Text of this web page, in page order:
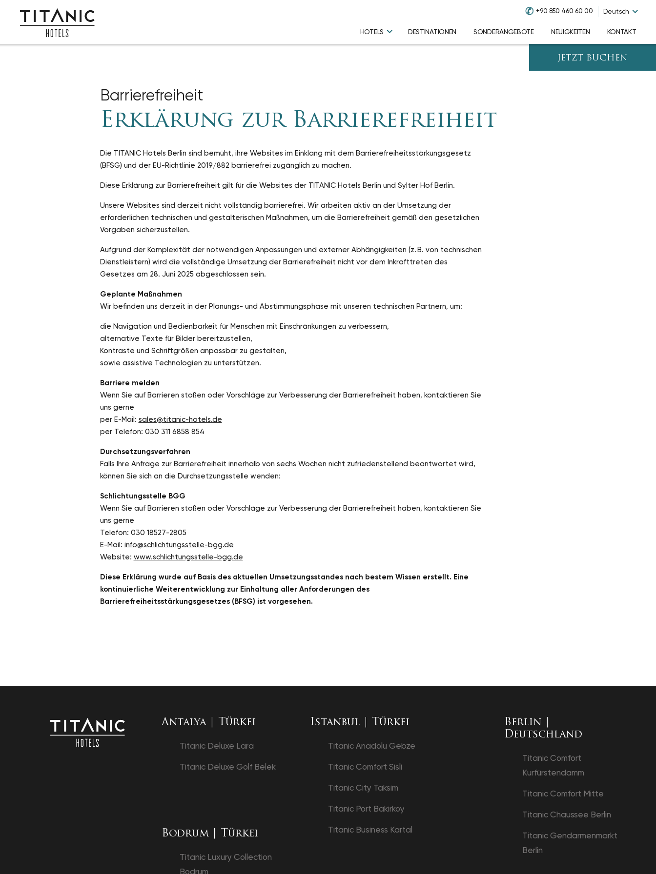
✆ +90 850 460 60 00 Deutsch
HOTELS DESTINATIONEN SONDERANGEBOTE NEUIGKEITEN KONTAKT
JETZT BUCHEN
Barrierefreiheit
Erklärung zur Barrierefreiheit
Die TITANIC Hotels Berlin sind bemüht, ihre Websites im Einklang mit dem Barrierefreiheitsstärkungsgesetz
(BFSG) und der EU-Richtlinie 2019/882 barrierefrei zugänglich zu machen.
Diese Erklärung zur Barrierefreiheit gilt für die Websites der TITANIC Hotels Berlin und Sylter Hof Berlin.
Unsere Websites sind derzeit nicht vollständig barrierefrei. Wir arbeiten aktiv an der Umsetzung der
erforderlichen technischen und gestalterischen Maßnahmen, um die Barrierefreiheit gemäß den gesetzlichen
Vorgaben sicherzustellen.
Aufgrund der Komplexität der notwendigen Anpassungen und externer Abhängigkeiten (z. B. von technischen
Dienstleistern) wird die vollständige Umsetzung der Barrierefreiheit nicht vor dem Inkrafttreten des
Gesetzes am 28. Juni 2025 abgeschlossen sein.
Geplante Maßnahmen
Wir befinden uns derzeit in der Planungs- und Abstimmungsphase mit unseren technischen Partnern, um:
die Navigation und Bedienbarkeit für Menschen mit Einschränkungen zu verbessern,
alternative Texte für Bilder bereitzustellen,
Kontraste und Schriftgrößen anpassbar zu gestalten,
sowie assistive Technologien zu unterstützen.
Barriere melden
Wenn Sie auf Barrieren stoßen oder Vorschläge zur Verbesserung der Barrierefreiheit haben, kontaktieren Sie
uns gerne
per E-Mail: sales@titanic-hotels.de
per Telefon: 030 311 6858 854
Durchsetzungsverfahren
Falls Ihre Anfrage zur Barrierefreiheit innerhalb von sechs Wochen nicht zufriedenstellend beantwortet wird,
können Sie sich an die Durchsetzungsstelle wenden:
Schlichtungsstelle BGG
Wenn Sie auf Barrieren stoßen oder Vorschläge zur Verbesserung der Barrierefreiheit haben, kontaktieren Sie
uns gerne
Telefon: 030 18527-2805
E-Mail: info@schlichtungsstelle-bgg.de
Website: www.schlichtungsstelle-bgg.de
Diese Erklärung wurde auf Basis des aktuellen Umsetzungsstandes nach bestem Wissen erstellt. Eine
kontinuierliche Weiterentwicklung zur Einhaltung aller Anforderungen des
Barrierefreiheitsstärkungsgesetzes (BFSG) ist vorgesehen.
Antalya | Türkei
Titanic Deluxe Lara
Titanic Deluxe Golf Belek
Bodrum | Türkei
Titanic Luxury Collection
Bodrum
Istanbul | Türkei
Titanic Anadolu Gebze
Titanic Comfort Sisli
Titanic City Taksim
Titanic Port Bakirkoy
Titanic Business Kartal
Berlin |
Deutschland
Titanic Comfort
Kurfürstendamm
Titanic Comfort Mitte
Titanic Chaussee Berlin
Titanic Gendarmenmarkt
Berlin